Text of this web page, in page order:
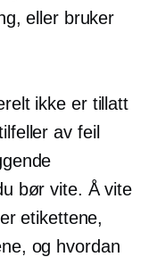
eller bruker
ikke er tillatt
av feil
bør vite. Å vite
etikettene,
og hvordan